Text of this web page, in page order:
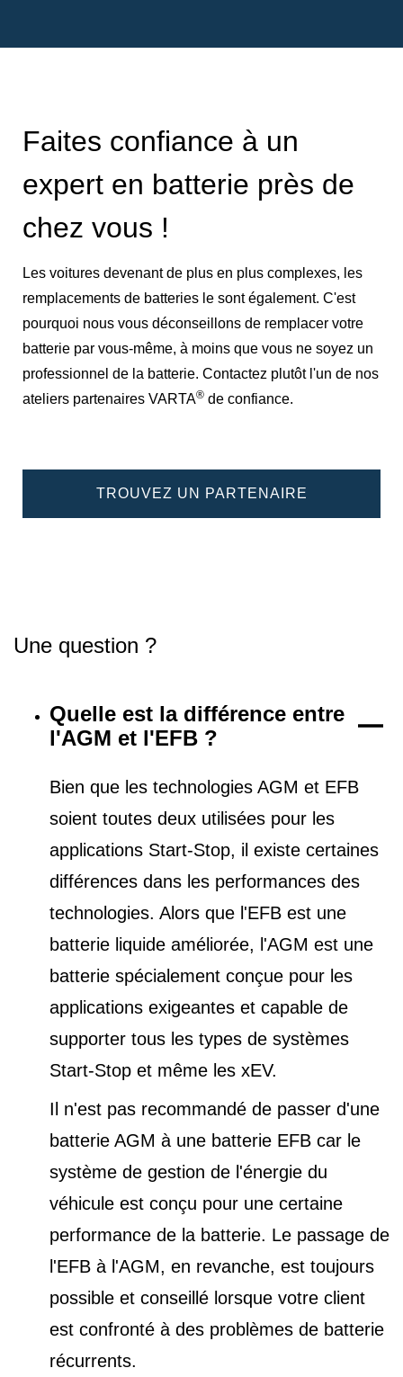
Faites confiance à un
expert en batterie près de
chez vous !
Les voitures devenant de plus en plus complexes, les
remplacements de batteries le sont également. C'est
pourquoi nous vous déconseillons de remplacer votre
batterie par vous-même, à moins que vous ne soyez un
professionnel de la batterie. Contactez plutôt l'un de nos
ateliers partenaires VARTA® de confiance.
TROUVEZ UN PARTENAIRE
Une question ?
Quelle est la différence entre
l'AGM et l'EFB ?
Bien que les technologies AGM et EFB
soient toutes deux utilisées pour les
applications Start-Stop, il existe certaines
différences dans les performances des
technologies. Alors que l'EFB est une
batterie liquide améliorée, l'AGM est une
batterie spécialement conçue pour les
applications exigeantes et capable de
supporter tous les types de systèmes
Start-Stop et même les xEV.
Il n'est pas recommandé de passer d'une
batterie AGM à une batterie EFB car le
système de gestion de l'énergie du
véhicule est conçu pour une certaine
performance de la batterie. Le passage de
l'EFB à l'AGM, en revanche, est toujours
possible et conseillé lorsque votre client
est confronté à des problèmes de batterie
récurrents.